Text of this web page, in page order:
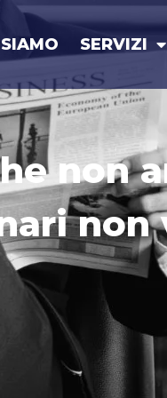
SERVIZI
non
non